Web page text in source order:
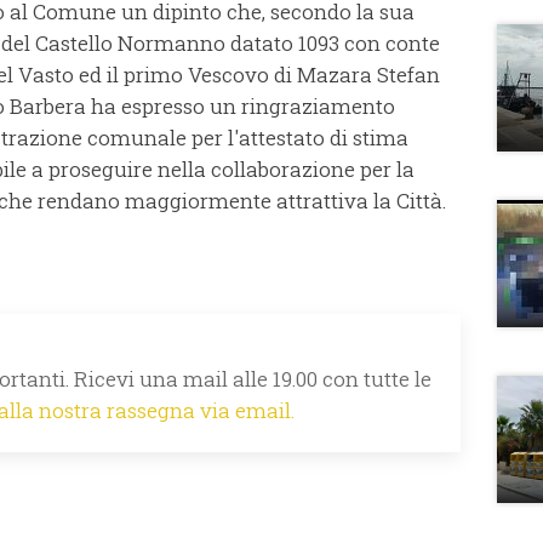
Comune un dipinto che, secondo la sua
Castello Normanno datato 1093 con conte
Vasto ed il primo Vescovo di Mazara Stefan
Barbera ha espresso un ringraziamento
comunale per l'attestato di stima
a proseguire nella collaborazione per la
rendano maggiormente attrattiva la Città.
Ricevi una mail alle 19.00 con tutte le
nostra rassegna via email.